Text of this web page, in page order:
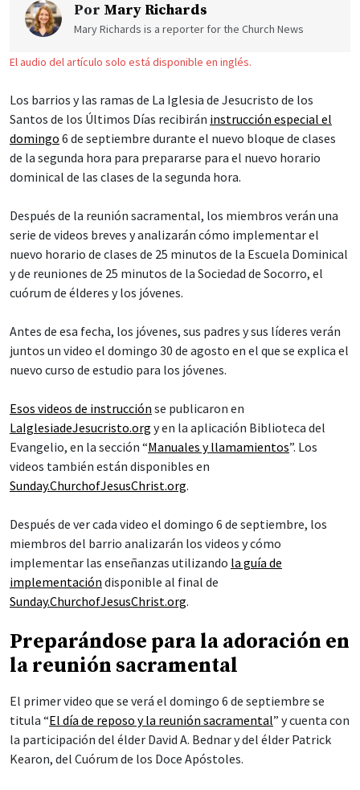
Por Mary Richards
Mary Richards is a reporter for the Church News
El audio del artículo solo está disponible en inglés.
Los barrios y las ramas de La Iglesia de Jesucristo de los
Santos de los Últimos Días recibirán instrucción especial el
domingo 6 de septiembre durante el nuevo bloque de clases
de la segunda hora para prepararse para el nuevo horario
dominical de las clases de la segunda hora.
Después de la reunión sacramental, los miembros verán una
serie de videos breves y analizarán cómo implementar el
nuevo horario de clases de 25 minutos de la Escuela Dominical
y de reuniones de 25 minutos de la Sociedad de Socorro, el
cuórum de élderes y los jóvenes.
Antes de esa fecha, los jóvenes, sus padres y sus líderes verán
juntos un video el domingo 30 de agosto en el que se explica el
nuevo curso de estudio para los jóvenes.
Esos videos de instrucción se publicaron en
LaIglesiadeJesucristo.org y en la aplicación Biblioteca del
Evangelio, en la sección “Manuales y llamamientos”. Los
videos también están disponibles en
Sunday.ChurchofJesusChrist.org.
Después de ver cada video el domingo 6 de septiembre, los
miembros del barrio analizarán los videos y cómo
implementar las enseñanzas utilizando la guía de
implementación disponible al final de
Sunday.ChurchofJesusChrist.org.
Preparándose para la adoración en
la reunión sacramental
El primer video que se verá el domingo 6 de septiembre se
titula “El día de reposo y la reunión sacramental” y cuenta con
la participación del élder David A. Bednar y del élder Patrick
Kearon, del Cuórum de los Doce Apóstoles.